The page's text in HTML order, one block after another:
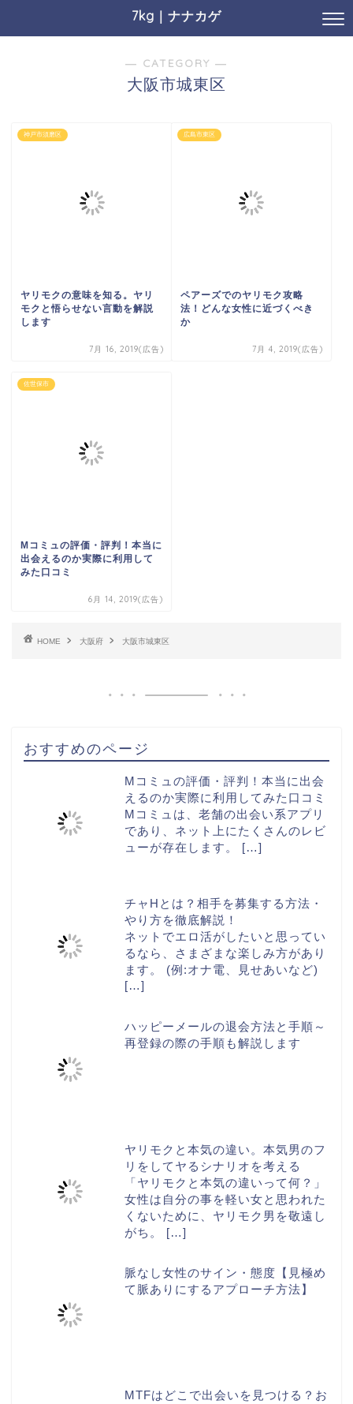
7kg｜ナナカゲ
― CATEGORY ―
大阪市城東区
神戸市須磨区
ヤリモクの意味を知る。ヤリ
モクと悟らせない言動を解説
します
7月 16, 2019(広告)
広島市東区
ペアーズでのヤリモク攻略
法！どんな女性に近づくべき
か
7月 4, 2019(広告)
佐世保市
Mコミュの評価・評判！本当に
出会えるのか実際に利用して
みた口コミ
6月 14, 2019(広告)
HOME 大阪府 大阪市城東区
おすすめのページ
Mコミュの評価・評判！本当に出会
えるのか実際に利用してみた口コミ
Mコミュは、老舗の出会い系アプリ
であり、ネット上にたくさんのレビ
ューが存在します。 […]
チャHとは？相手を募集する方法・
やり方を徹底解説！
ネットでエロ活がしたいと思ってい
るなら、さまざまな楽しみ方があり
ます。 (例:オナ電、見せあいなど)
[…]
ハッピーメールの退会方法と手順～
再登録の際の手順も解説します
ヤリモクと本気の違い。本気男のフ
リをしてヤるシナリオを考える
「ヤリモクと本気の違いって何？」
女性は自分の事を軽い女と思われた
くないために、ヤリモク男を敬遠し
がち。 […]
脈なし女性のサイン・態度【見極め
て脈ありにするアプローチ方法】
MTFはどこで出会いを見つける？お